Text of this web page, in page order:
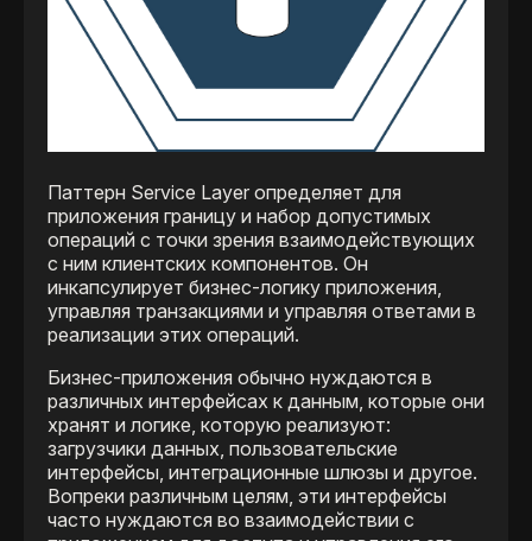
Паттерн Service Layer определяет для
приложения границу и набор допустимых
операций с точки зрения взаимодействующих
с ним клиентских компонентов. Он
инкапсулирует бизнес-логику приложения,
управляя транзакциями и управляя ответами в
реализации этих операций.
Бизнес-приложения обычно нуждаются в
различных интерфейсах к данным, которые они
хранят и логике, которую реализуют:
загрузчики данных, пользовательские
интерфейсы, интеграционные шлюзы и другое.
Вопреки различным целям, эти интерфейсы
часто нуждаются во взаимодействии с